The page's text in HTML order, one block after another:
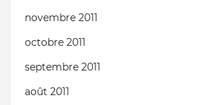
novembre 2011
octobre 2011
septembre 2011
août 2011